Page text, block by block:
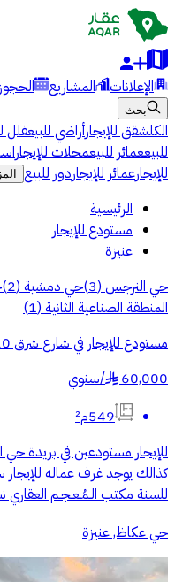
الإعلانات المشاريع
بحث
الكلشقق للإيجارأراضي للبيعفلل
للبيععمائر للبيعمحلات للإيجار
للإيجارعمائر للإيجاردور للبيع
الرئيسية
مستودع للإيجار
عنيزة
حي النرجس(
3
)حي دمشية(
2
)
المنطقة الصناعية الثانية(
1
)
مستودع للإيجار في شارع شرق 20, مدينة بريده, منطقة القصيم
60,000
§
/سنوي
549م²
للسنة مكتب الـمُـعـجـم
حي عكاظ, عنيزة